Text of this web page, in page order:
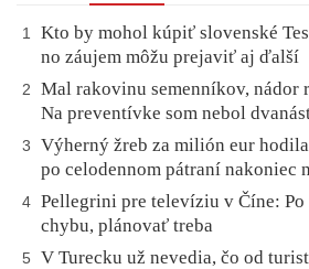
1
Kto by mohol kúpiť slovenské
no záujem môžu prejaviť aj ďalší
2
Mal rakovinu semenníkov, nádor
Na preventívke som nebol
3
Výherný žreb za milión eur
po celodennom pátraní nakoniec
4 Pellegrini pre televíziu v Číne:
chybu, plánovať treba
5
V Turecku už nevedia, čo od